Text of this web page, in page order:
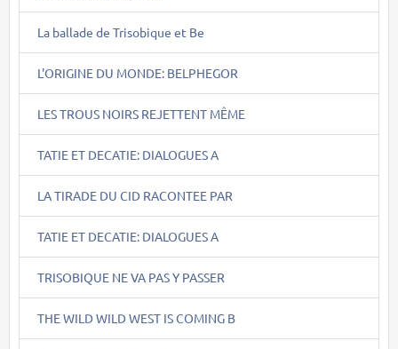
La ballade de Trisobique et Be
L'ORIGINE DU MONDE: BELPHEGOR
LES TROUS NOIRS REJETTENT MÊME
TATIE ET DECATIE: DIALOGUES A
LA TIRADE DU CID RACONTEE PAR
TATIE ET DECATIE: DIALOGUES A
TRISOBIQUE NE VA PAS Y PASSER
THE WILD WILD WEST IS COMING B